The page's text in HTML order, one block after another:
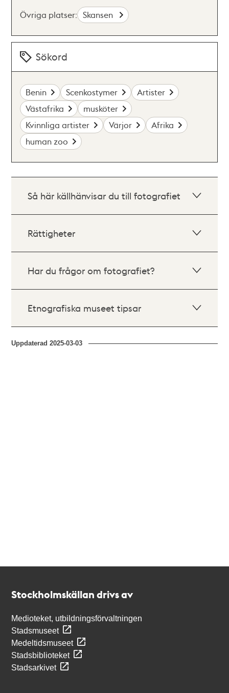
Övriga platser: Skansen
Sökord
Benin Scenkostymer
Artister
Västafrika
musköter
Kvinnliga artister
Värjor
Afrika
human zoo
Så här källhänvisar du till fotografiet
Rättigheter
Har du frågor om fotografiet?
Etnografiska museet tipsar
Uppdaterad2025-03-03
Stockholmskällan drivs av
Medioteket, utbildningsförvaltningen
Stadsmuseet
Medeltidsmuseet
Stadsbiblioteket
Stadsarkivet